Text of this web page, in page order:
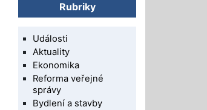
Rubriky
Události
Aktuality
Ekonomika
Reforma veřejné
správy
Bydlení a stavby